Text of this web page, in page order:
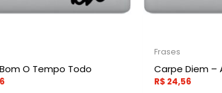
O Tempo Todo
Frases
Carpe Diem –
R$ 24,56